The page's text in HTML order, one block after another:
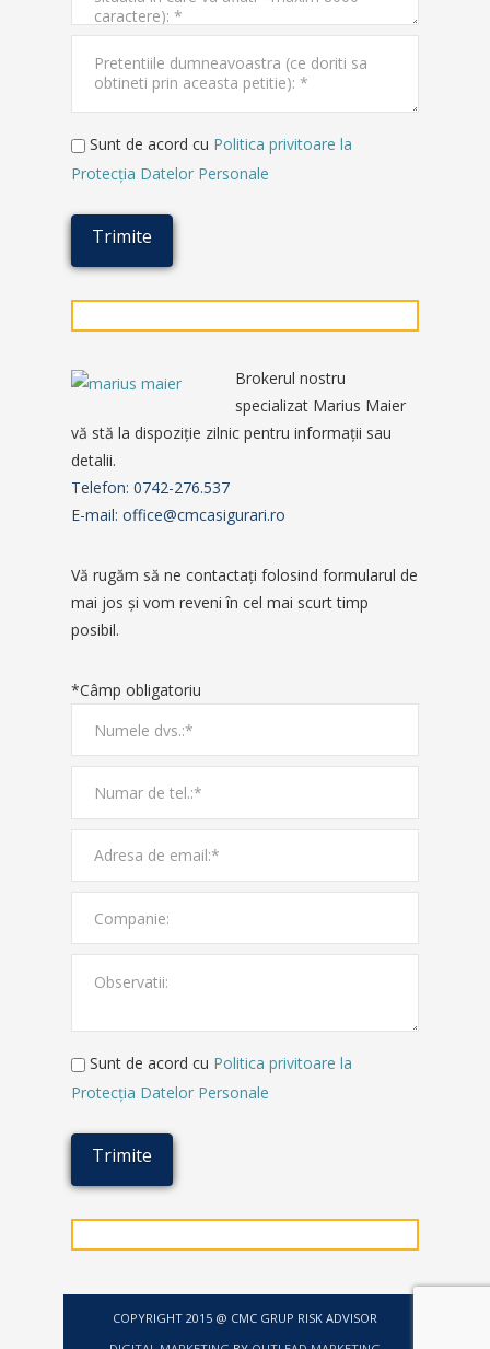
Sunt de acord cu Politica privitoare la
Protecţia Datelor Personale
Brokerul nostru
specializat Marius Maier
vă stă la dispoziţie zilnic pentru informaţii sau
detalii.
Telefon: 0742-276.537
E-mail: office@cmcasigurari.ro
Vă rugăm să ne contactaţi folosind formularul de
mai jos şi vom reveni în cel mai scurt timp
posibil.
*Câmp obligatoriu
Sunt de acord cu Politica privitoare la
Protecţia Datelor Personale
COPYRIGHT 2015 @ CMC GRUP RISK ADVISOR